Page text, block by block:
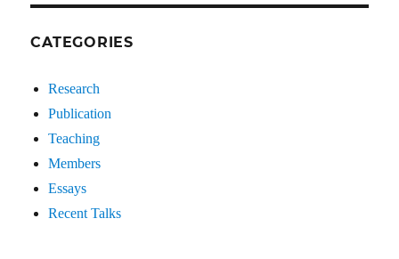
CATEGORIES
Research
Publication
Teaching
Members
Essays
Recent Talks